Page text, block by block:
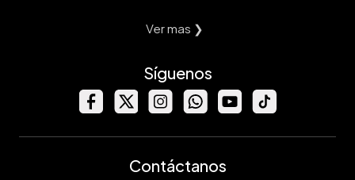
Ver mas ❯
Síguenos
Contáctanos